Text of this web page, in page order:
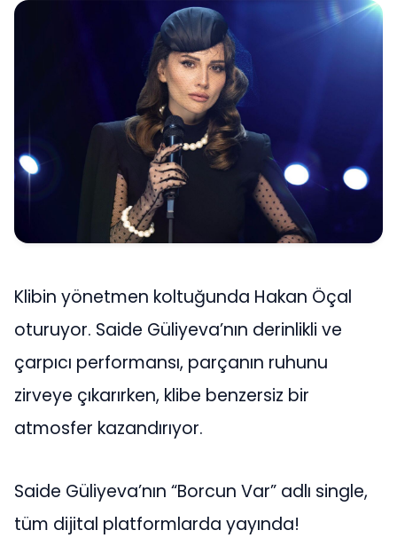
Klibin yönetmen koltuğunda Hakan Öçal
oturuyor. Saide Güliyeva’nın derinlikli ve
çarpıcı performansı, parçanın ruhunu
zirveye çıkarırken, klibe benzersiz bir
atmosfer kazandırıyor.
Saide Güliyeva’nın “Borcun Var” adlı single,
tüm dijital platformlarda yayında!